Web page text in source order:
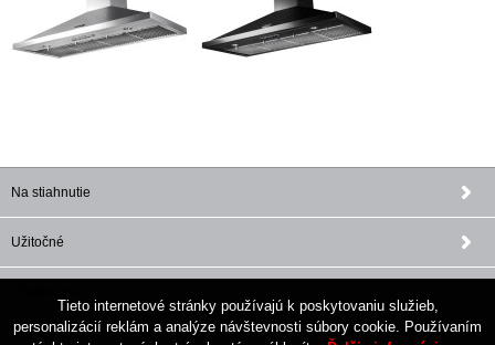
Na stiahnutie
Užitočné
Tieto internetové stránky používajú k poskytovaniu služieb,
personalizácií reklám a analýze návštevnosti súbory cookie. Používaním